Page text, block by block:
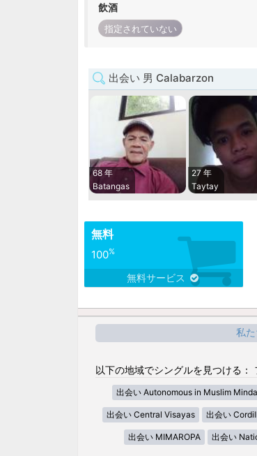
飲酒
指定されていない
出会い 男 Calabarzon
68 年
Batangas
27 年
Taytay
無料
100%
無料サービス
私
以下の地域でシングルを見つける：
出会い Autonomous in Muslim
出会い Central Visayas 出会い
出会い MIMAROPA 出会い